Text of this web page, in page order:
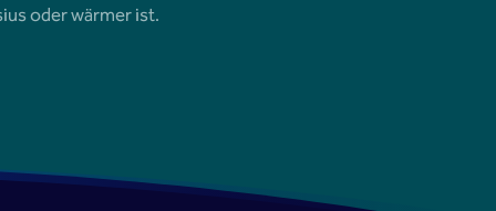
oder wärmer ist.